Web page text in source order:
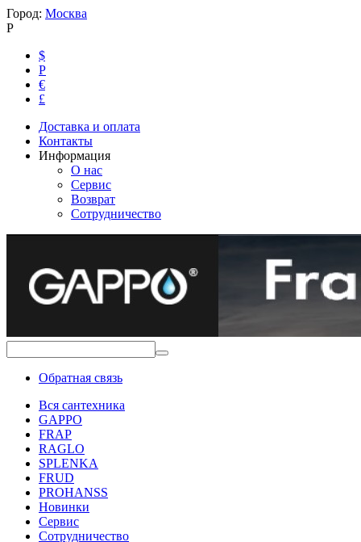
Город: Москва
Р
$
Р
€
£
Доставка и оплата
Контакты
Информация
О нас
Сервис
Возврат
Сотрудничество
Обратная связь
Вся сантехника
GAPPO
FRAP
RAGLO
SPLENKA
FRUD
PROHANSS
Новинки
Сервис
Сотрудничество